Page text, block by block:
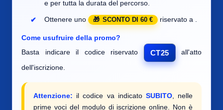
e per tutta la durata del percorso.
Ottenere uno SCONTO DI 60 € riservato a
Come usufruire della promo?
Basta indicare il codice riservato
CT25
all'atto
dell'iscrizione.
Attenzione: il codice va indicato SUBITO, nelle
prime voci del modulo di iscrizione online. Non è